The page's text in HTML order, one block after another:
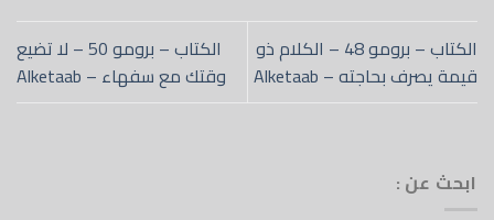
الكتاب – برومو 48 – الكلام ذو
قيمة يصرف بحاجته – Alketaab
الكتاب – برومو 50 – لا تضيع
وقتك مع سفهاء – Alketaab
ابحث عن :